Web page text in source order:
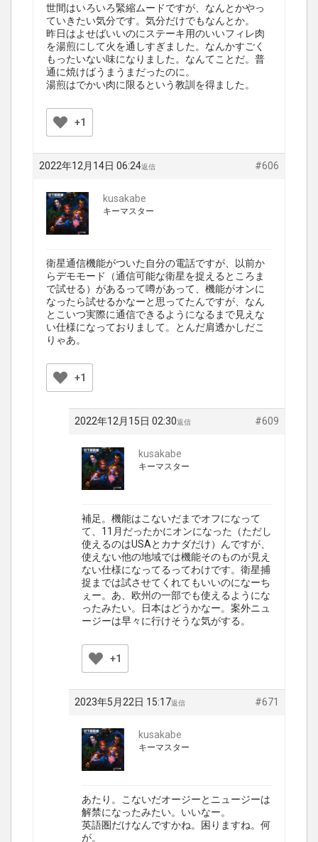
世間はいろいろ緊縮ムードですが、なんとかやっ
ていきたい気分です。気分だけでもなんとか。
昨日はよせばいいのにステーキ用のいいフィレ肉
を湯煎にして火を通しすぎました。なんかすごく
もったいない味になりました。なんてことだ。普
通に焼けばうまうまだったのに。
湯煎はでかい肉に限るという教訓を得ました。
+1
2022年12月14日 06:24 #606
返信
kusakabe
キーマスター
衛星通信機能がついた自分の電話ですが、以前か
らデモモード（通信可能な衛星を捉えるところま
で試せる）があるって噂があって、機能がオンに
なったら試せるかなーと思ってたんですが、なん
とこいつ実際に通信できるようになるまで見えな
い仕様になっておりまして。とんだ肩透かしだこ
りゃあ。
+1
2022年12月15日 02:30 #609
返信
kusakabe
キーマスター
補足。機能はこないだまでオフになって
て、11月だったかにオンになった（ただし
使えるのはUSAとカナダだけ）んですが、
使えない他の地域では機能そのものが見え
ない仕様になってるってわけです。衛星捕
捉までは試させてくれてもいいのになーち
ぇー。あ、欧州の一部でも使えるようにな
ったみたい。日本はどうかなー。案外ニュ
ージーは早々に行けそうな気がする。
+1
2023年5月22日 15:17 #671
返信
kusakabe
キーマスター
あたり。こないだオージーとニュージーは
解禁になったみたい。いいなー。
英語圏だけなんですかね。困りますね。何
が。